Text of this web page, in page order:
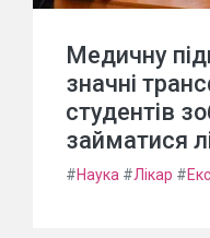
Медичну
значні
студентів
займатися
#Наука #Лікар #